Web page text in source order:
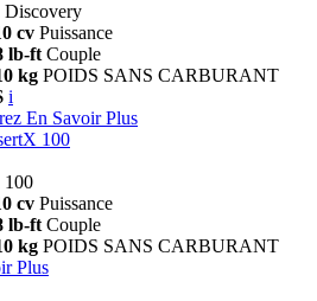
Discovery
cv Puissance
lb-ft Couple
kg POIDS SANS CARBURANT
i
En Savoir Plus
100
100
cv Puissance
lb-ft Couple
kg POIDS SANS CARBURANT
Plus